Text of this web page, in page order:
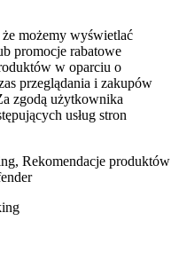
możemy wyświetlać
promocje rabatowe
w oparciu o
przeglądania i zakupów
zgodą użytkownika
usług stron
Rekomendacje produktów